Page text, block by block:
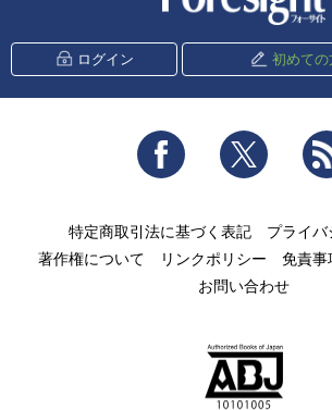
ログイン 初めての
Facebook Twitter
特定商取引法に基づく表記
プライバ
著作権について
リンクポリシー 免責事
お問い合わせ